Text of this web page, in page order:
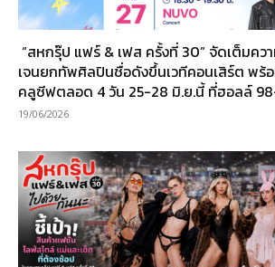
“สหกรุ๊ป แฟร์ & เฟส ครั้งที่ 30” จัดเต็มคว
เจนยกทัพศิลปินชื่อดังขึ้นเวทีคอนเสิร์ต พร้
คลูซีฟตลอด 4 วัน 25-28 มิ.ย.นี้ ที่ฮอลล์
19/06/2026